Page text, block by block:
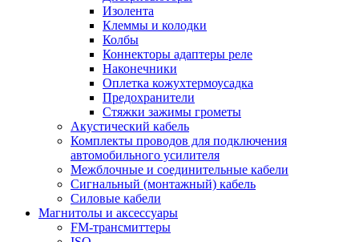
Изолента
Клеммы и колодки
Колбы
Коннекторы адаптеры реле
Наконечники
Оплетка кожухтермоусадка
Предохранители
Стяжки зажимы грометы
Акустический кабель
Комплекты проводов для подключения
автомобильного усилителя
Межблочные и соединительные кабели
Сигнальный (монтажный) кабель
Силовые кабели
Магнитолы и аксессуары
FM-трансмиттеры